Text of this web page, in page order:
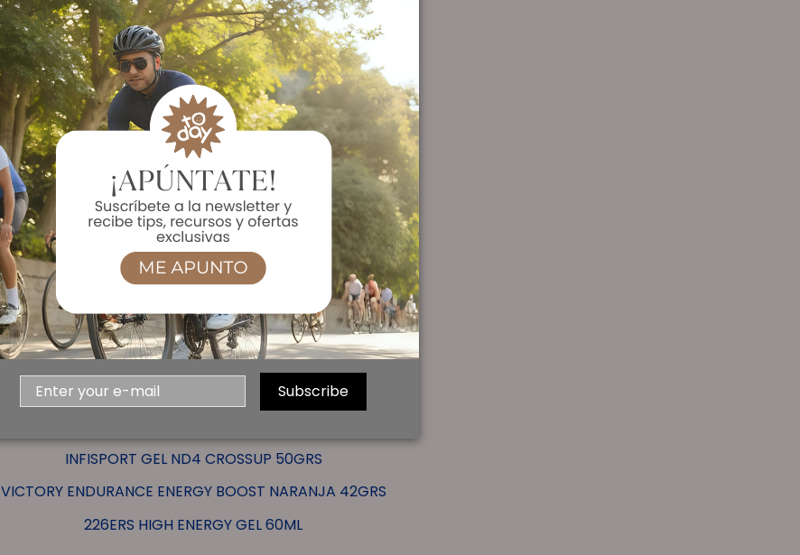
TE PUEDEN INTERESAR:
KEEPGOING TRIFORZA ENERGY GEL 40GRS
INFISPORT GEL ND4 CROSSUP 50GRS
VICTORY ENDURANCE ENERGY BOOST NARANJA 42GRS
226ERS HIGH ENERGY GEL 60ML
Subscribe